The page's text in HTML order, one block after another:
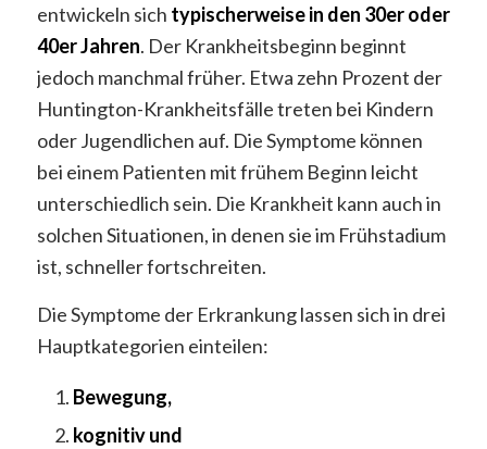
entwickeln sich typischerweise in den 30er oder
40er Jahren. Der Krankheitsbeginn beginnt
jedoch manchmal früher. Etwa zehn Prozent der
Huntington-Krankheitsfälle treten bei Kindern
oder Jugendlichen auf. Die Symptome können
bei einem Patienten mit frühem Beginn leicht
unterschiedlich sein. Die Krankheit kann auch in
solchen Situationen, in denen sie im Frühstadium
ist, schneller fortschreiten.
Die Symptome der Erkrankung lassen sich in drei
Hauptkategorien einteilen:
Bewegung,
kognitiv und